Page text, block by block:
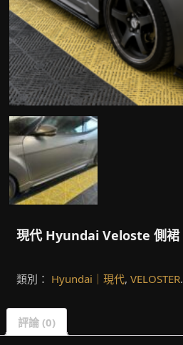
現代 Hyundai Veloste 側裙
類別： Hyundai｜現代, VELOSTER.
評論 (0)